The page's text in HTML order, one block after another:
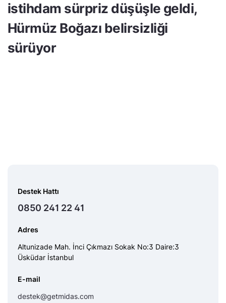
istihdam sürpriz düşüşle geldi,
Hürmüz Boğazı belirsizliği
sürüyor
Destek Hattı
0850 241 22 41
Adres
Altunizade Mah. İnci Çıkmazı Sokak No:3 Daire:3
Üsküdar İstanbul
E-mail
destek@getmidas.com